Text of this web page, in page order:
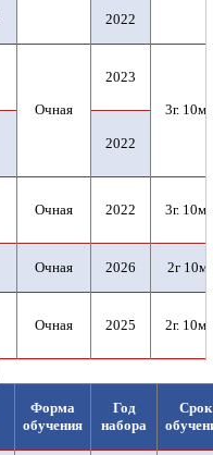
2022
Очная
2023
3г. 10м.
2022
Очная 2022 3г. 10м.
Очная 2026 2г 10м
Очная 2025 2г. 10м.
Форма
обучения
Год
набора
Срок